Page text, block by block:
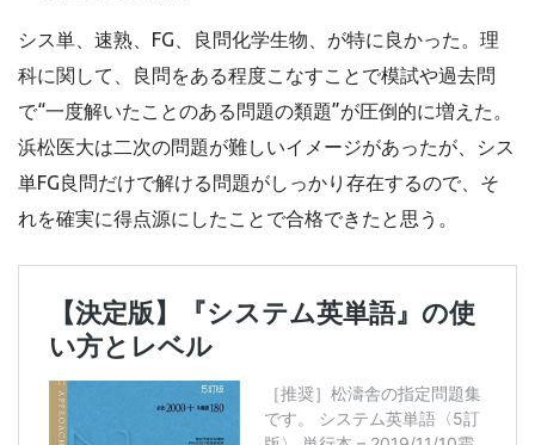
シス単、速熟、FG、良問化学生物、が特に良かった。理
科に関して、良問をある程度こなすことで模試や過去問
で“一度解いたことのある問題の類題”が圧倒的に増えた。
浜松医大は二次の問題が難しいイメージがあったが、シス
単FG良問だけで解ける問題がしっかり存在するので、そ
れを確実に得点源にしたことで合格できたと思う。